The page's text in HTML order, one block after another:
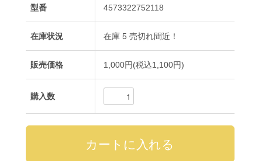
型番 4573322752118
在庫状況 在庫 5 売切れ間近！
販売価格 1,000円(税込1,100円)
購入数